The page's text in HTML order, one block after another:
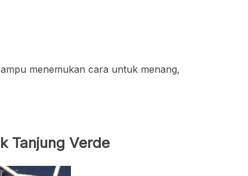
menemukan cara untuk menang,
Tanjung Verde